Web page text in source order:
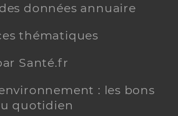
données annuaire
thématiques
Santé.fr
: les bons
quotidien